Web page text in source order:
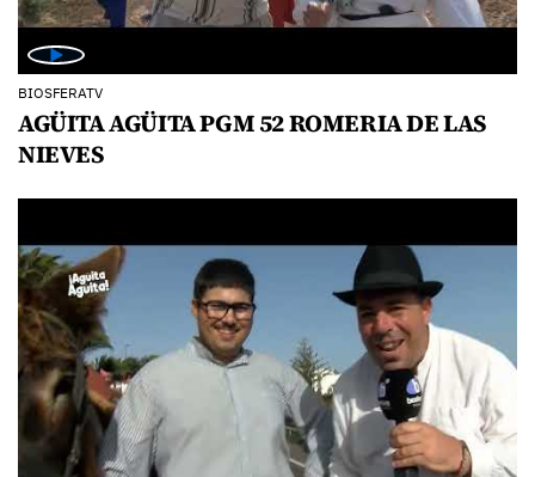
BIOSFERATV
AGÜITA AGÜITA PGM 52 ROMERIA DE LAS
NIEVES